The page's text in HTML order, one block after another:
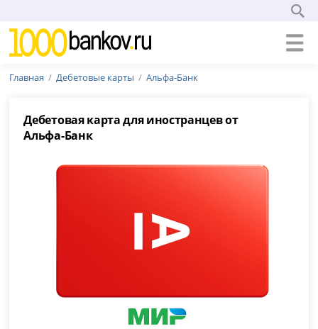
Главная Дебетовые карты Альфа-Банк
Дебетовая карта для иностранцев от
Альфа-Банк